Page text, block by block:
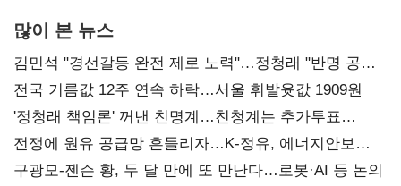
많이 본 뉴스
김민석 "경선갈등 완전 제로 노력"…정청래 "반명 공세
사과부터"
전국 기름값 12주 연속 하락…서울 휘발윳값 1909원
'정청래 책임론' 꺼낸 친명계…친청계는 추가투표
때리기
전쟁에 원유 공급망 흔들리자…K-정유, 에너지안보
핵심으로 재부상
구광모-젠슨 황, 두 달 만에 또 만난다…로봇·AI 등 논의